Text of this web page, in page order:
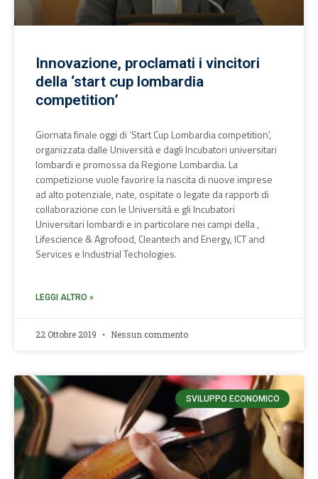
Innovazione, proclamati i vincitori
della ‘start cup lombardia
competition’
Giornata finale oggi di ‘Start Cup Lombardia competition’,
organizzata dalle Università e dagli Incubatori universitari
lombardi e promossa da Regione Lombardia. La
competizione vuole favorire la nascita di nuove imprese
ad alto potenziale, nate, ospitate o legate da rapporti di
collaborazione con le Università e gli Incubatori
Universitari lombardi e in particolare nei campi della ,
Lifescience & Agrofood, Cleantech and Energy, ICT and
Services e Industrial Techologies.
LEGGI ALTRO »
22 Ottobre 2019 Nessun commento
SVILUPPO ECONOMICO